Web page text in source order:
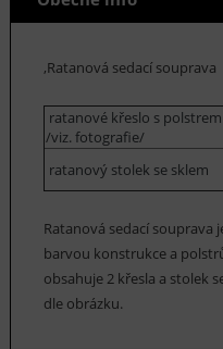
,Ratanová sedací souprava
ratanové křeslo s polstrem
/viz. fotografie/
ratanový stolek se sklem
Ratanová sedací
barvou konstrukce a
obsahuje 2 křesla a stolek
dle obrázku.